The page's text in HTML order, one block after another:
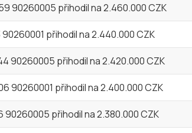
90260005 přihodil na 2.460.000 CZK
přihodil na 2.440.000 CZK
90260005 přihodil na 2.420.000 CZK
90260001 přihodil na 2.400.000 CZK
90260005 přihodil na 2.380.000 CZK